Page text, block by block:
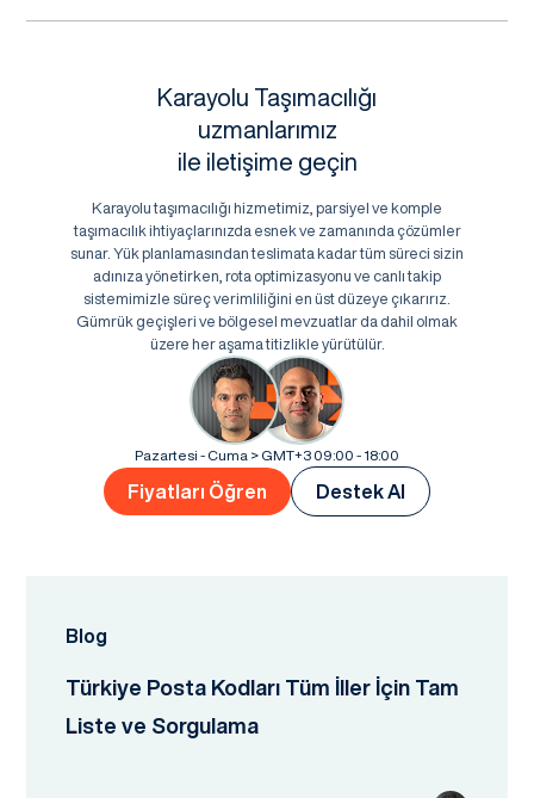
Karayolu Taşımacılığı
uzmanlarımız
ile iletişime geçin
Karayolu taşımacılığı hizmetimiz, parsiyel ve komple
taşımacılık ihtiyaçlarınızda esnek ve zamanında çözümler
sunar. Yük planlamasından teslimata kadar tüm süreci sizin
adınıza yönetirken, rota optimizasyonu ve canlı takip
sistemimizle süreç verimliliğini en üst düzeye çıkarırız.
Gümrük geçişleri ve bölgesel mevzuatlar da dahil olmak
üzere her aşama titizlikle yürütülür.
Pazartesi - Cuma > GMT+3 09:00 - 18:00
Fiyatları Öğren Destek Al
Blog
Türkiye Posta Kodları Tüm İller İçin Tam
Liste ve Sorgulama